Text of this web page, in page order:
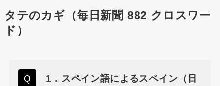
タテのカギ（毎日新聞 882 クロスワー
ド）
1．スペイン語によるスペイン（日